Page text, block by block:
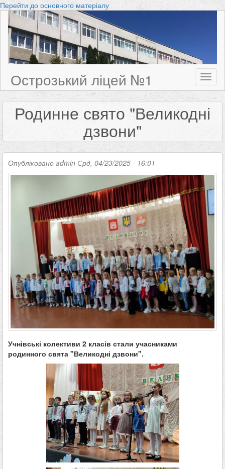
Перейти до основного матеріалу
Острозький ліцей №1
Родинне свято "Великодні
дзвони"
Опубліковано admin Срд, 04/23/2025 - 16:01
Учнівські колективи 2 класів стали учасниками
родинного свята "Великодні дзвони".